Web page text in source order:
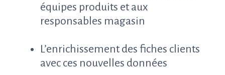
équipes produits et aux
responsables magasin
L’enrichissement des fiches clients
avec ces nouvelles données